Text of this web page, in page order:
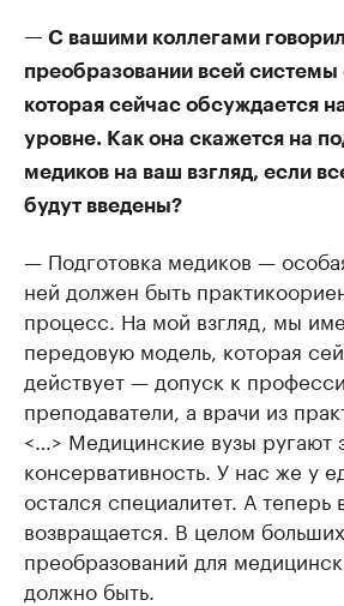
— С вашими коллегами
преобразовании всей системы
которая сейчас обсуждается
уровне. Как она скажется на
медиков на ваш взгляд, если
будут введены?
— Подготовка медиков —
ней должен быть
процесс. На мой взгляд, мы
передовую модель, которая
действует — допуск к
преподаватели, а врачи из
<…> Медицинские вузы ругают
консервативность. У нас же у
остался специалитет. А теперь
возвращается. В целом больших
преобразований для
должно быть.